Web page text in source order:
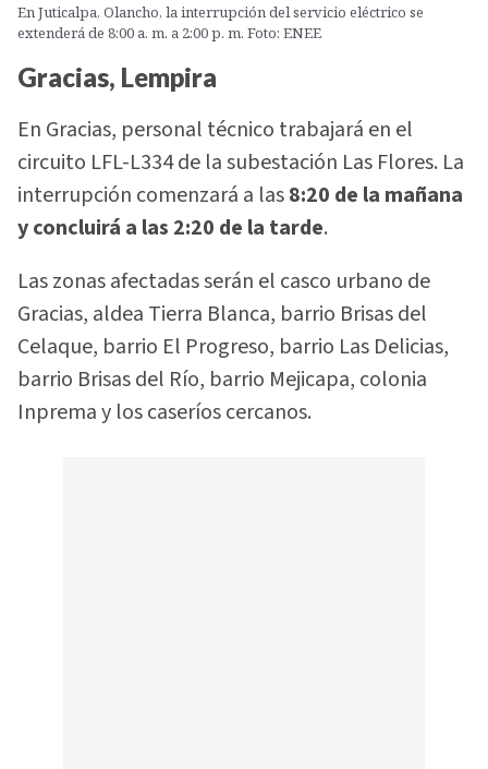
En Juticalpa, Olancho, la interrupción del servicio eléctrico se
extenderá de 8:00 a. m. a 2:00 p. m. Foto: ENEE
Gracias, Lempira
En Gracias, personal técnico trabajará en el
circuito LFL-L334 de la subestación Las Flores. La
interrupción comenzará a las8:20 de la mañana
y concluirá a las 2:20 de la tarde.
Las zonas afectadas serán el casco urbano de
Gracias, aldea Tierra Blanca, barrio Brisas del
Celaque, barrio El Progreso, barrio Las Delicias,
barrio Brisas del Río, barrio Mejicapa, colonia
Inprema y los caseríos cercanos.